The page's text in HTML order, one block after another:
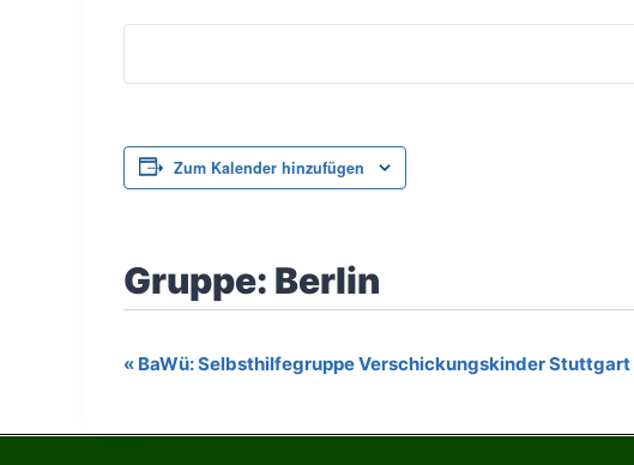
Zum Kalender hinzufügen
Veranstaltung-
« BaWü: Selbsthilfegruppe Verschickungskinder Stuttgart